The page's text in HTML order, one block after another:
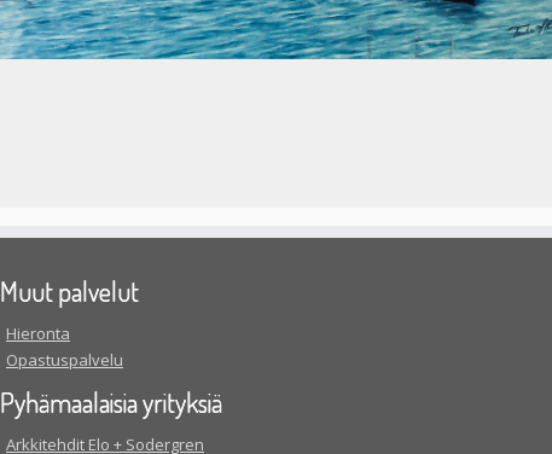
Muut palvelut
Hieronta
Opastuspalvelu
Pyhämaalaisia yrityksiä
Arkkitehdit Elo + Sodergren